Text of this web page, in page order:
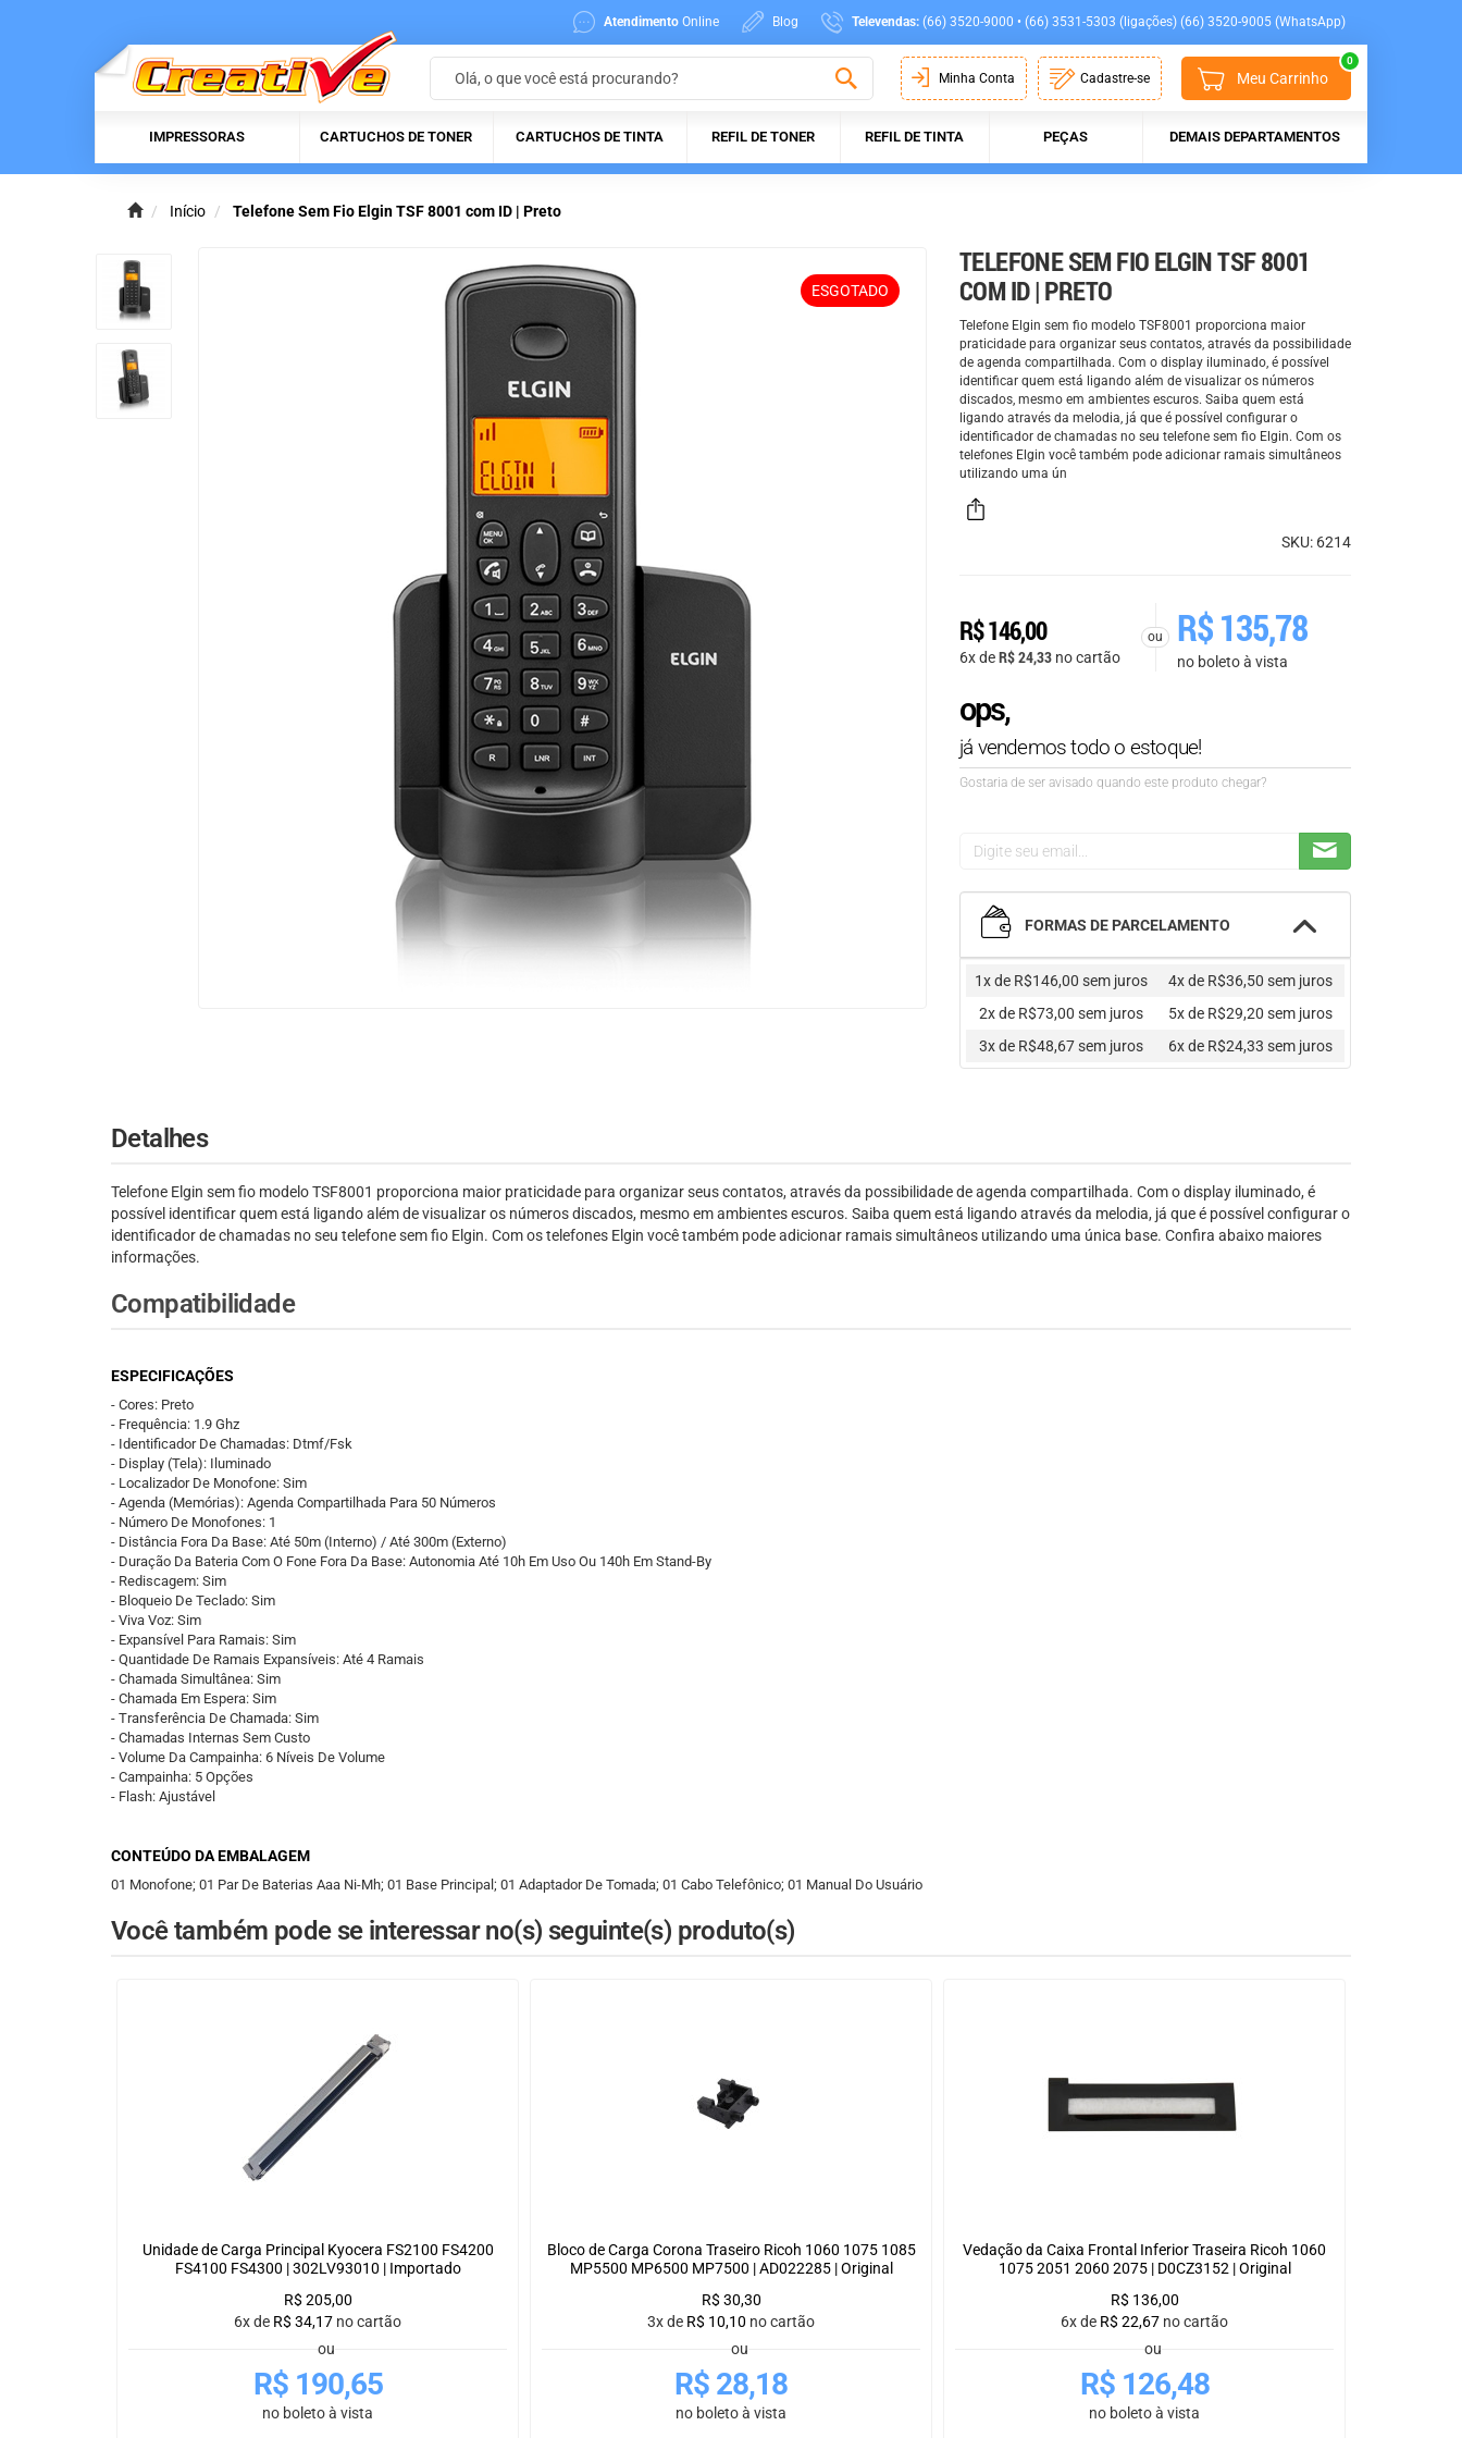
Atendimento Online Blog Televendas: (66) 3520-9000 • (66) 3531-5303 (ligações) (66) 3520-9005 (WhatsApp)
Minha Conta Cadastre-se Meu Carrinho
0
IMPRESSORAS CARTUCHOS DE TONER CARTUCHOS DE TINTA REFIL DE TONER REFIL DE TINTA PEÇAS DEMAIS DEPARTAMENTOS
Início Telefone Sem Fio Elgin TSF 8001 com ID | Preto
ESGOTADO
TELEFONE SEM FIO ELGIN TSF 8001
COM ID | PRETO
Telefone Elgin sem fio modelo TSF8001 proporciona maior
praticidade para organizar seus contatos, através da possibilidade
de agenda compartilhada. Com o display iluminado, é possível
identificar quem está ligando além de visualizar os números
discados, mesmo em ambientes escuros. Saiba quem está
ligando através da melodia, já que é possível configurar o
identificador de chamadas no seu telefone sem fio Elgin. Com os
telefones Elgin você também pode adicionar ramais simultâneos
utilizando uma ún
SKU: 6214
R$146,00
6x deR$24,33 no cartão
ou R$135,78
no boleto à vista
ops,
já vendemos todo o estoque!
Gostaria de ser avisado quando este produto chegar?
FORMAS DE PARCELAMENTO
1x de R$146,00 sem juros
2x de R$73,00 sem juros
3x de R$48,67sem juros
4x de R$36,50 sem juros
5x de R$29,20 sem juros
6x de R$24,33 sem juros
Detalhes
Telefone Elgin sem fio modelo TSF8001 proporciona maior praticidade para organizar seus contatos, através da possibilidade de agenda compartilhada. Com o display iluminado, é
possível identificar quem está ligando além de visualizar os números discados, mesmo em ambientes escuros. Saiba quem está ligando através da melodia, já que é possível configurar o
identificador de chamadas no seu telefone sem fio Elgin. Com os telefones Elgin você também pode adicionar ramais simultâneos utilizando uma única base. Confira abaixo maiores
informações.
Compatibilidade
ESPECIFICAÇÕES
- Cores: Preto
- Frequência: 1.9 Ghz
- Identificador De Chamadas: Dtmf/Fsk
- Display (Tela): Iluminado
- Localizador De Monofone: Sim
- Agenda (Memórias): Agenda Compartilhada Para 50 Números
- Número De Monofones: 1
- Distância Fora Da Base: Até 50m (Interno) / Até 300m (Externo)
- Duração Da Bateria Com O Fone Fora Da Base: Autonomia Até 10h Em Uso Ou 140h Em Stand-By
- Rediscagem: Sim
- Bloqueio De Teclado: Sim
- Viva Voz: Sim
- Expansível Para Ramais: Sim
- Quantidade De Ramais Expansíveis: Até 4 Ramais
- Chamada Simultânea: Sim
- Chamada Em Espera: Sim
- Transferência De Chamada: Sim
- Chamadas Internas Sem Custo
- Volume Da Campainha: 6 Níveis De Volume
- Campainha: 5 Opções
- Flash: Ajustável
CONTEÚDO DA EMBALAGEM
01 Monofone; 01 Par De Baterias Aaa Ni-Mh; 01 Base Principal; 01 Adaptador De Tomada; 01 Cabo Telefônico; 01 Manual Do Usuário
Você também pode se interessar no(s) seguinte(s) produto(s)
Unidade de Carga Principal Kyocera FS2100 FS4200
FS4100 FS4300 | 302LV93010 | Importado
R$ 205,00
6x de R$ 34,17 no cartão
ou
R$190,65
no boleto à vista
Bloco de Carga Corona Traseiro Ricoh 1060 1075 1085
MP5500 MP6500 MP7500 | AD022285 | Original
R$ 30,30
3x de R$ 10,10 no cartão
ou
R$ 28,18
no boleto à vista
Vedação da Caixa Frontal Inferior Traseira Ricoh 1060
1075 2051 2060 2075 | D0CZ3152 | Original
R$ 136,00
6x de R$ 22,67 no cartão
ou
R$126,48
no boleto à vista